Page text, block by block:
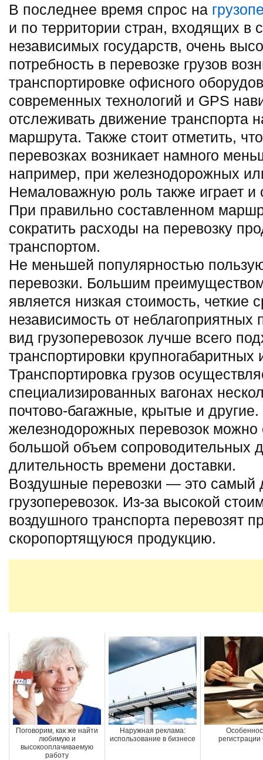
В последнее время спрос на
и по территории стран, входящих в
независимых государств, очень
потребность в перевозке грузов
транспортировке офисного
современных технологий и GPS
отслеживать движение транспорта
маршрута. Также стоит отметить,
перевозках возникает намного
например, при железнодорожных
Немаловажную роль также играет и
При правильно составленном
сократить расходы на перевозку
транспортом.
Не меньшей популярностью
перевозки. Большим
является низкая стоимость, четкие
независимость от неблагоприятных
вид грузоперевозок лучше всего
транспортировки крупногабаритных
Транспортировка грузов
специализированных вагонах
почтово-багажные, крытые и
железнодорожных перевозок можно
большой объем сопроводительных
длительность времени доставки.
Воздушные перевозки — это самый
грузоперевозок. Из-за высокой
воздушного транспорта перевозят
скоропортящуюся продукцию.
Поговорим, как же найти
любимую и
высокооплачиваемую
работу
Наружная реклама:
использование в бизнесе